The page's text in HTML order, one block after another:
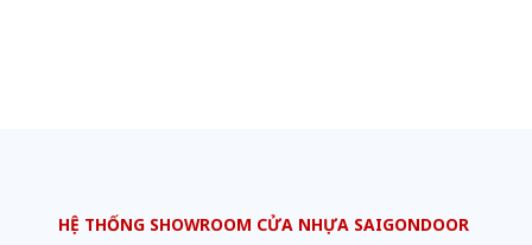
HỆ THỐNG SHOWROOM CỬA NHỰA SAIGONDOOR